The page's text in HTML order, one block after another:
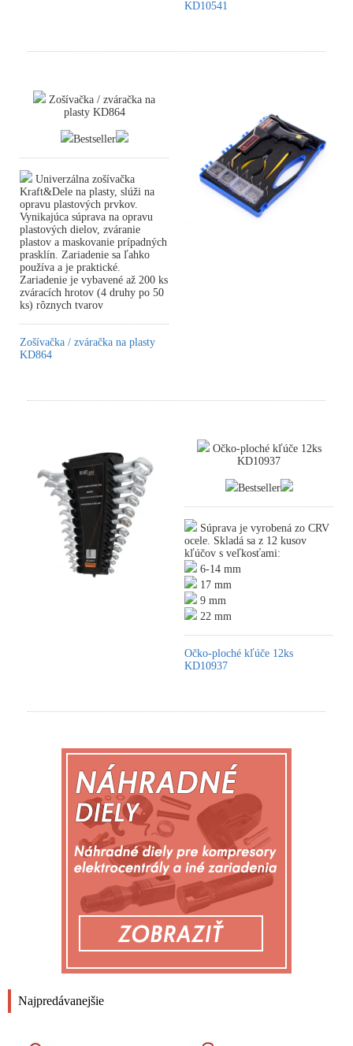
Najpredávanejšie
KD10541
Zošívačka / zváračka na
plasty KD864
Bestseller
Univerzálna zošívačka
Kraft&Dele na plasty, slúži na
opravu plastových prvkov.
Vynikajúca súprava na opravu
plastových dielov, zváranie
plastov a maskovanie prípadných
prasklín. Zariadenie sa ľahko
používa a je praktické.
Zariadenie je vybavené až 200 ks
zváracích hrotov (4 druhy po 50
ks) rôznych tvarov
Zošívačka / zváračka na plasty
KD864
Očko-ploché kľúče 12ks
KD10937
Bestseller
Súprava je vyrobená zo CRV
ocele. Skladá sa z 12 kusov
kľúčov s veľkosťami:
6-14 mm
17 mm
9 mm
22 mm
Očko-ploché kľúče 12ks
KD10937